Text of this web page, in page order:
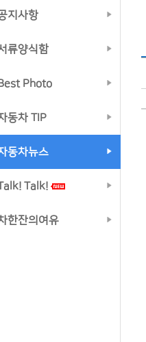
지사항
류양식함
Photo
동차 TIP
동차뉴스
Talk!
한잔의여유